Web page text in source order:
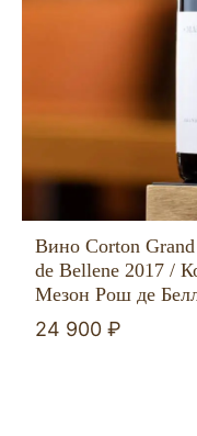
Вино Corton
de Bellene 2017 /
Мезон Рош де
24 900 ₽